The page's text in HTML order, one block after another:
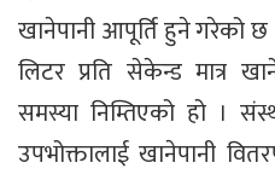
खानेपानी आपूर्ति हुने गरेको
लिटर प्रति सेकेन्ड मात्र
समस्या निम्तिएको हो ।
उपभोक्तालाई खानेपानी